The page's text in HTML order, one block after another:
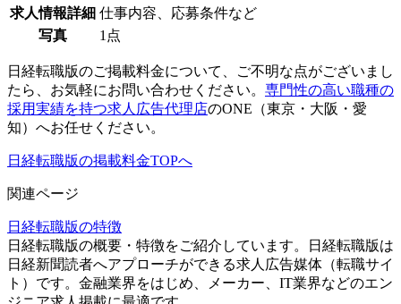
求人情報詳細 仕事内容、応募条件など
写真
1点
日経転職版のご掲載料金について、ご不明な点がございまし
たら、お気軽にお問い合わせください。 専門性の高い職種の
採用実績を持つ求人広告代理店のONE（東京・大阪・愛
知）へお任せください。
日経転職版の掲載料金TOPへ
関連ページ
日経転職版の特徴
日経転職版の概要・特徴をご紹介しています。日経転職版は
日経新聞読者へアプローチができる求人広告媒体（転職サイ
ト）です。金融業界をはじめ、メーカー、IT業界などのエン